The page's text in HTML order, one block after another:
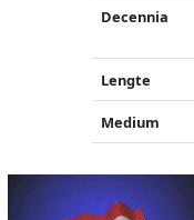
Decennia
Lengte
Medium